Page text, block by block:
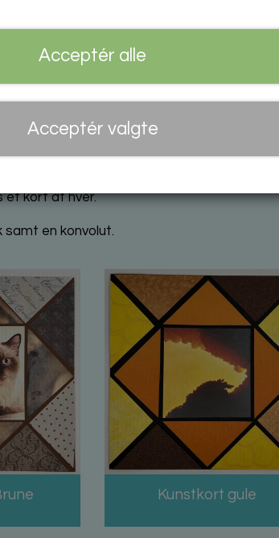
helt rigtige farver, der matcher motivet i
med trekanter fra papirer, der
en gave, eller som et mindre maleri.
farvepigmenterne tåler direkte sollys
at gå på jagt efter hvilke farver, der
et kort af hver.
samt en konvolut.
Kunstkort gule
Acceptér alle
Acceptér valgte